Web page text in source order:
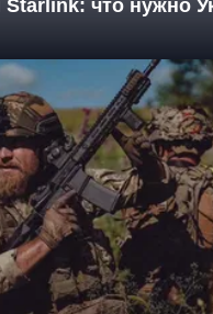
что нужно